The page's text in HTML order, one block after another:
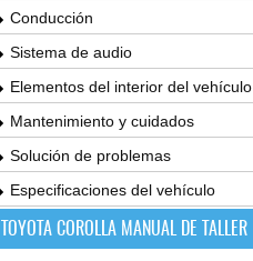
Conducción
Sistema de audio
Elementos del interior del vehículo
Mantenimiento y cuidados
Solución de problemas
Especificaciones del vehículo
TOYOTA COROLLA MANUAL DE TALLER